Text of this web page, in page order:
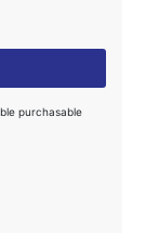
purchasable